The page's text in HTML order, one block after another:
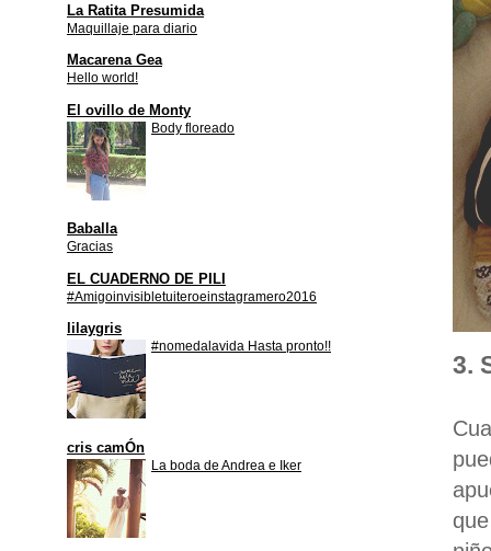
3.
La Ratita Presumida
Maquillaje para diario
Macarena Gea
Hello world!
El ovillo de Monty
Body floreado
Baballa
Gracias
EL CUADERNO DE PILI
#Amigoinvisibletuiteroeinstagramero2016
lilaygris
#nomedalavida Hasta pronto!!
cris camÓn
La boda de Andrea e Iker